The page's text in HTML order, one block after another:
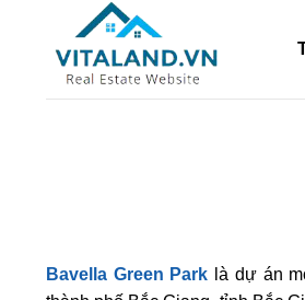
Bavella Green Park là dự án